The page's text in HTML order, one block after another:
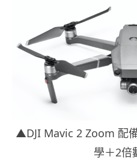
▲DJI Mavic 2 Zoom 配
學＋2倍